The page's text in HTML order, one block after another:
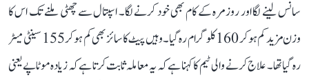
سانس لینے لگا اور روزمرہ کے کام بھی خود کرنے لگا۔ اسپتال سے چھٹی ملنے تک اس کا
وزن مزید کم ہو کر 160 کلوگرام رہ گیا۔ وہیں پیٹ کا سائز بھی کم ہو کر 155 سینٹی میٹر
رہ گیا تھا۔ علاج کرنے والی ٹیم کا کہنا ہے کہ یہ معاملہ ثابت کرتا ہے کہ زیادہ موٹاپے یعنی